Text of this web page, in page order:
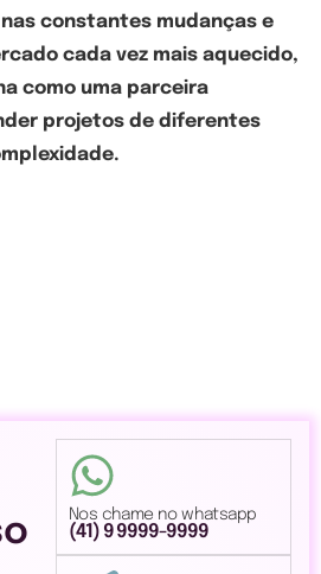
constantes mudanças e
cada vez mais aquecido,
como uma parceira
projetos de diferentes
Nos chame no whatsapp
(41) 9 9999-9999